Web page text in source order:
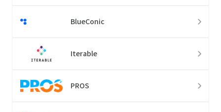
BlueConic
Iterable
PROS